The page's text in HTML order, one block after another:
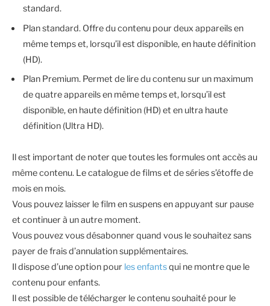
standard.
Plan standard. Offre du contenu pour deux appareils en
même temps et, lorsqu’il est disponible, en haute définition
(HD).
Plan Premium. Permet de lire du contenu sur un maximum
de quatre appareils en même temps et, lorsqu’il est
disponible, en haute définition (HD) et en ultra haute
définition (Ultra HD).
Il est important de noter que toutes les formules ont accès au
même contenu. Le catalogue de films et de séries s’étoffe de
mois en mois.
Vous pouvez laisser le film en suspens en appuyant sur pause
et continuer à un autre moment.
Vous pouvez vous désabonner quand vous le souhaitez sans
payer de frais d’annulation supplémentaires.
Il dispose d’une option pour les enfantsqui ne montre que le
contenu pour enfants.
Il est possible de télécharger le contenu souhaité pour le